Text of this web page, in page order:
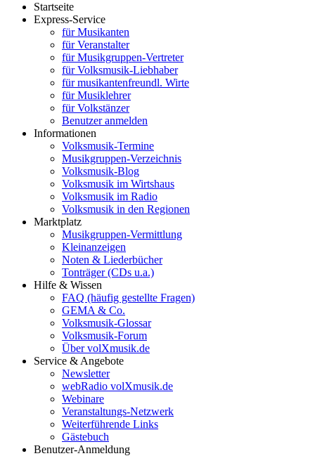
Startseite
Express-Service
für Musikanten
für Veranstalter
für Musikgruppen-Vertreter
für Volksmusik-Liebhaber
für musikantenfreundl. Wirte
für Musiklehrer
für Volkstänzer
Benutzer anmelden
Informationen
Volksmusik-Termine
Musikgruppen-Verzeichnis
Volksmusik-Blog
Volksmusik im Wirtshaus
Volksmusik im Radio
Volksmusik in den Regionen
Marktplatz
Musikgruppen-Vermittlung
Kleinanzeigen
Noten & Liederbücher
Tonträger (CDs u.a.)
Hilfe & Wissen
FAQ (häufig gestellte Fragen)
GEMA & Co.
Volksmusik-Glossar
Volksmusik-Forum
Über volXmusik.de
Service & Angebote
Newsletter
webRadio volXmusik.de
Webinare
Veranstaltungs-Netzwerk
Weiterführende Links
Gästebuch
Benutzer-Anmeldung